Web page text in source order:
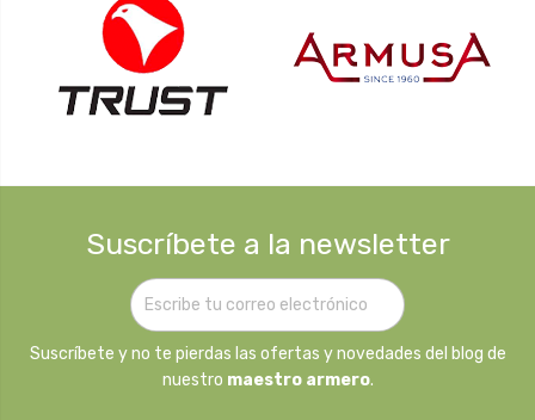
Suscríbete a la newsletter
Suscríbete y no te pierdas las ofertas y novedades del blog de
nuestro maestro armero.